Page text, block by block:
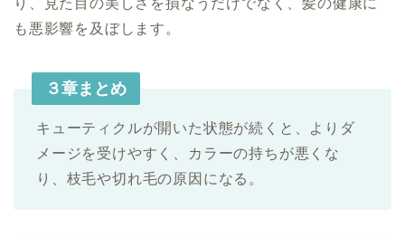
も悪影響を及ぼします。
３章まとめ
キューティクルが開いた状態が続くと、よりダ
メージを受けやすく、カラーの持ちが悪くな
り、枝毛や切れ毛の原因になる。